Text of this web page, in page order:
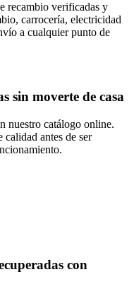
recambio verificadas y
carrocería, electricidad
a cualquier punto de
sin moverte de casa
nuestro catálogo online.
calidad antes de ser
con